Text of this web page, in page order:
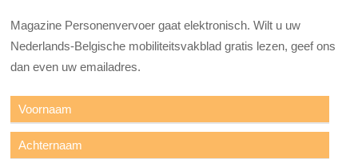
Magazine Personenvervoer gaat elektronisch. Wilt u uw
Nederlands-Belgische mobiliteitsvakblad gratis lezen, geef ons
dan even uw emailadres.